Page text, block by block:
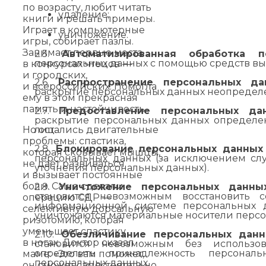
по возрасту, любит читать
книги и решать примеры.
Играет в компьютерные
игры, собирает пазлы.
Занимает первые места
в конкурсах чтецов —
и городских,
и всероссийских. Помогла
ему в этом прекрасная
память и настойчивость.
Но остались двигательные
проблемы: спастика,
которая сковывает мышцы,
не даёт развиваться
и вызывает постоянные
боли. Саше сделали
операцию СДР —
селективную дорсальную
ризотомию, которая
уменьшает спастику
в ногах. Доктор сказал
маме: «Это вам поможет,
удаление;
уничтожение.
2.5.Автоматизированная обработка
персональных данных с помощью средств
2.6.Распространение персональных
раскрытие персональных данных
2.7.Предоставление персональных
раскрытие персональных данных
лиц.
2.8.Блокирование персональных данных
персональных данных (за исключением
уточнения персональных данных).
2.9.Уничтожение персональных
становится невозможным
информационной системе персональных
уничтожаются материальные носители
2.10.Обезличивание персональных
становится невозможным без
определить принадлежность
персональных данных.